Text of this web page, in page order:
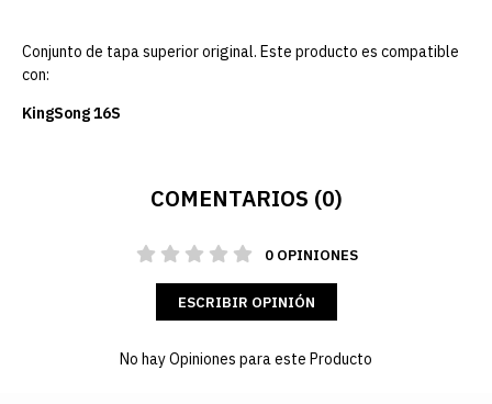
Conjunto de tapa superior original. Este producto es compatible
con:
KingSong 16S
COMENTARIOS (0)
0 OPINIONES
ESCRIBIR OPINIÓN
No hay Opiniones para este Producto